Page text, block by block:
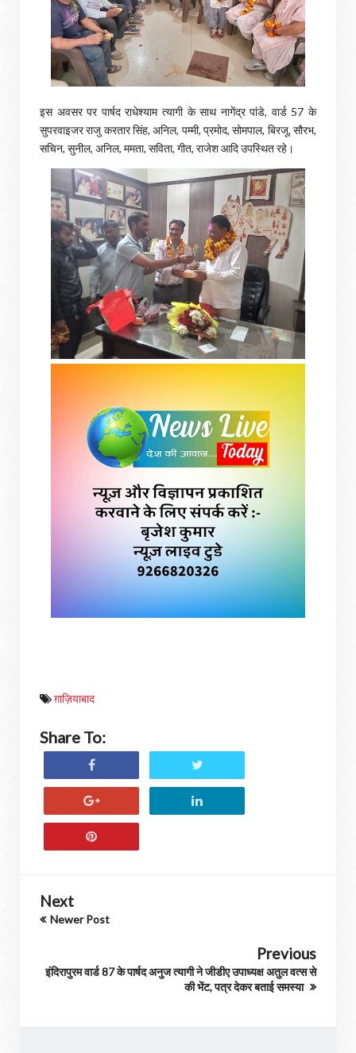
इस अवसर पर पार्षद राधेश्याम त्यागी के साथ नागेंद्र पांडे, वार्ड 57 के
सुपरवाइजर राजु करतार सिंह, अनिल, पम्मी, प्रमोद, सोमपाल, बिरजू, सौरभ,
सचिन, सुनील, अनिल, ममता, सविता, गीत, राजेश आदि उपस्थित रहे।
ग़ाज़ियाबाद
Share To:
Next
Newer Post
Previous
इंदिरापुरम वार्ड 87 के पार्षद अनुज त्यागी ने जीडीए उपाध्यक्ष अतुल वत्स से
की भेंट, पत्र देकर बताई समस्या